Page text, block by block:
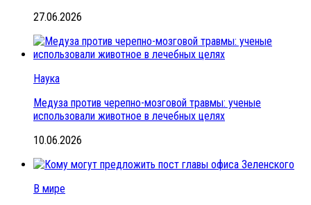
27.06.2026
Наука
Медуза против черепно-мозговой травмы: ученые
использовали животное в лечебных целях
10.06.2026
В мире